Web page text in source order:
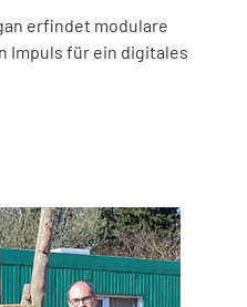
erfindet modulare
Impuls für ein digitales